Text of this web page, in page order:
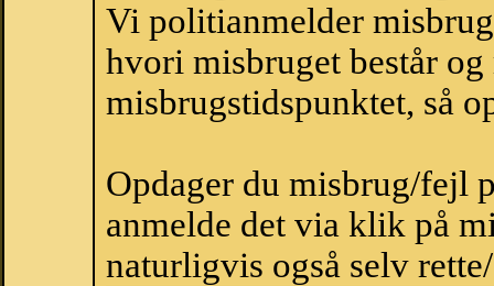
Vi politianmelder
hvori misbruget består
misbrugstidspunktet, så
Opdager du misbrug/fejl
anmelde det via klik på
naturligvis også selv